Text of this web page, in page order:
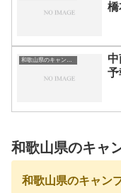
橋
和歌山県のキャンプ場一覧
予
和歌山県のキャ
和歌山県のキャン